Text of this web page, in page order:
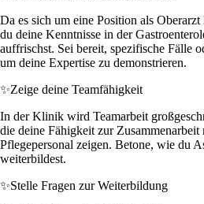
Da es sich um eine Position als
du deine Kenntnisse in der
auffrischst. Sei bereit, spezifische Fälle
um deine Expertise zu demonstrieren.
✨Zeige deine Teamfähigkeit
In der Klinik wird Teamarbeit
die deine Fähigkeit zur
Pflegepersonal zeigen. Betone, wie du
weiterbildest.
✨Stelle Fragen zur Weiterbildung